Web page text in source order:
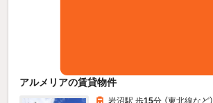
アルメリアの賃貸物件